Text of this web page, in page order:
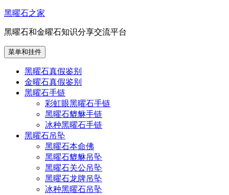
跳
内
容
黑曜石之家
黑曜石和金曜石知识分享交流平台
菜单和挂件
黑曜石真假鉴别
金曜石真假鉴别
黑曜石手链
彩虹眼黑曜石手链
黑曜石貔貅手链
冰种黑曜石手链
黑曜石吊坠
黑曜石本命佛
黑曜石貔貅吊坠
黑曜石关公吊坠
黑曜石龙牌吊坠
冰种黑曜石吊坠